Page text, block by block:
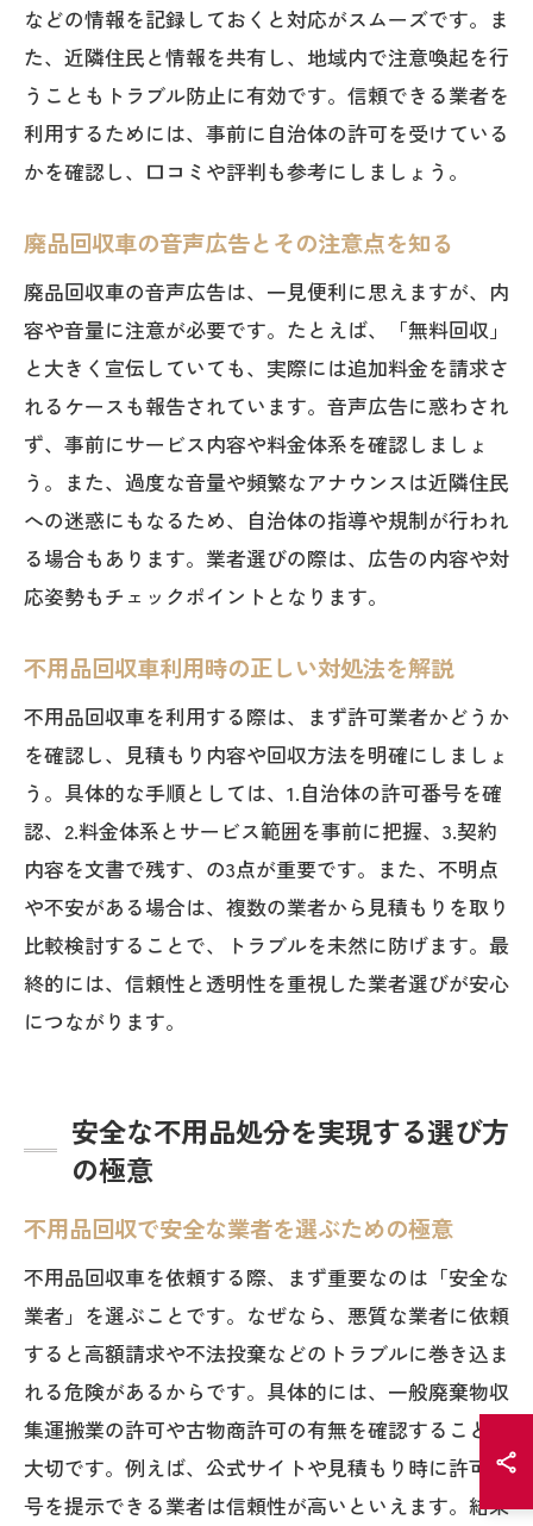
などの情報を記録しておくと対応がスムーズです。ま
た、近隣住民と情報を共有し、地域内で注意喚起を行
うこともトラブル防止に有効です。信頼できる業者を
利用するためには、事前に自治体の許可を受けている
かを確認し、口コミや評判も参考にしましょう。
廃品回収車の音声広告とその注意点を知る
廃品回収車の音声広告は、一見便利に思えますが、内
容や音量に注意が必要です。たとえば、「無料回収」
と大きく宣伝していても、実際には追加料金を請求さ
れるケースも報告されています。音声広告に惑わされ
ず、事前にサービス内容や料金体系を確認しましょ
う。また、過度な音量や頻繁なアナウンスは近隣住民
への迷惑にもなるため、自治体の指導や規制が行われ
る場合もあります。業者選びの際は、広告の内容や対
応姿勢もチェックポイントとなります。
不用品回収車利用時の正しい対処法を解説
不用品回収車を利用する際は、まず許可業者かどうか
を確認し、見積もり内容や回収方法を明確にしましょ
う。具体的な手順としては、1.自治体の許可番号を確
認、2.料金体系とサービス範囲を事前に把握、3.契約
内容を文書で残す、の3点が重要です。また、不明点
や不安がある場合は、複数の業者から見積もりを取り
比較検討することで、トラブルを未然に防げます。最
終的には、信頼性と透明性を重視した業者選びが安心
につながります。
安全な不用品処分を実現する選び方
の極意
不用品回収で安全な業者を選ぶための極意
不用品回収車を依頼する際、まず重要なのは「安全な
業者」を選ぶことです。なぜなら、悪質な業者に依頼
すると高額請求や不法投棄などのトラブルに巻き込ま
れる危険があるからです。具体的には、一般廃棄物収
集運搬業の許可や古物商許可の有無を確認することが
大切です。例えば、公式サイトや見積もり時に許可番
号を提示できる業者は信頼性が高いといえます。結果